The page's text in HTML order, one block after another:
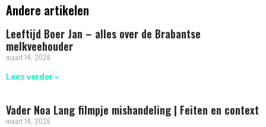
Andere artikelen
Leeftijd Boer Jan – alles over de Brabantse
melkveehouder
maart 14, 2026
Lees verder »
Vader Noa Lang filmpje mishandeling | Feiten en context
maart 14, 2026